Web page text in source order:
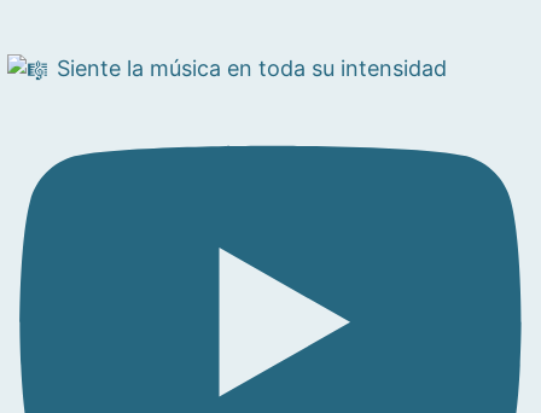
Siente la música en toda su intensidad